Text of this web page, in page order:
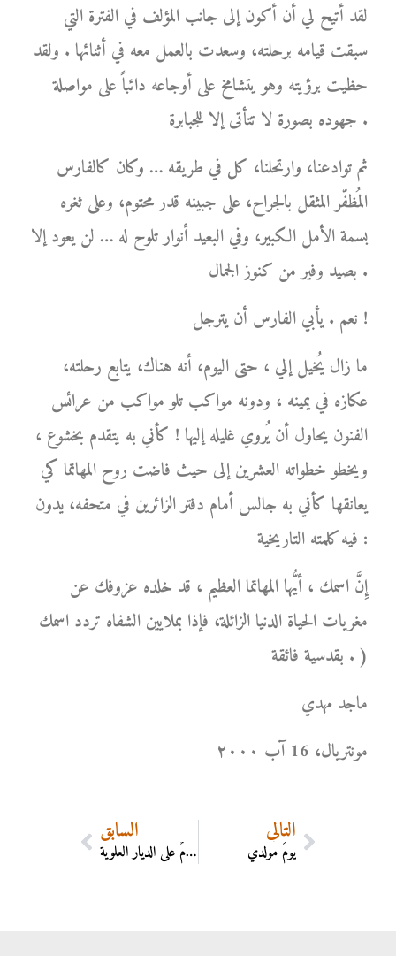
لقد أتيح لي أن أكون إلى جانب المؤلف في الفترة التي
سبقت قيامه برحلته، وسعدت بالعمل معه في أثنائها . ولقد
حظيت برؤيته وهو يتشامخ على أوجاعه دائباً على مواصلة
جهوده بصورة لا تتأتى إلا للجبابرة .
ثم توادعنا، وارتحلنا، كل في طريقه … وكان كالفارس
المُظفّر المثقل بالجراح، على جبينه قدر محتوم، وعلى ثغره
بسمة الأمل الكبير، وفي البعيد أنوار تلوح له … لن يعود إلا
بصيد وفير من كنوز الجمال .
نعم . يأبي الفارس أن يترجل !
ما زال يُخيل إلي ، حتى اليوم، أنه هناك، يتابع رحلته،
عكازه في يمينه ، ودونه مواكب تلو مواكب من عرائس
الفنون يحاول أن يُروي غليله إليها ! كأني به يتقدم بخشوع ،
ويخطو خطواته العشرين إلى حيث فاضت روح المهاتما كي
يعانقها كأني به جالس أمام دفتر الزائرين في متحفه، يدون
فيه كلمته التاريخية :
إِنَّ اسمك ، أيُّها المهاتما العظيم ، قد خلده عزوفك عن
مغريات الحياة الدنيا الزائلة، فإذا بملايين الشفاه تردد اسمك
بقدسية فائقة . )
ماجد مهدي
مونتریال، 16 آب ۲۰۰۰
السابق
سلامٌ على الديار العلوية
التالي
يومُ مولدي